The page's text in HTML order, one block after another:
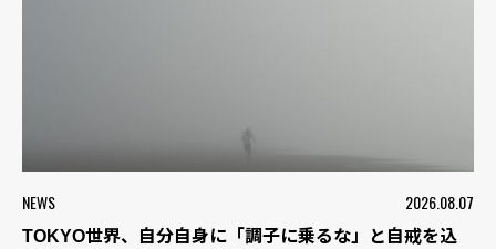
NEWS 2026.08.07
TOKYO世界、自分自身に「調子に乗るな」と自戒を込